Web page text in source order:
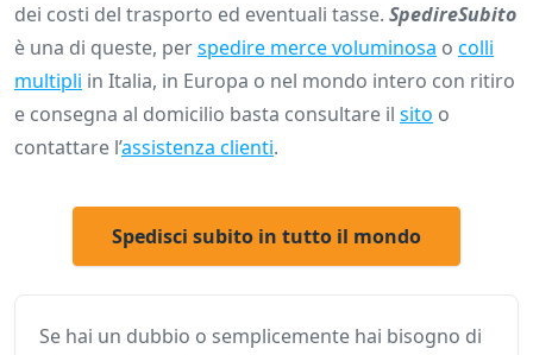
dei costi del trasporto ed eventuali tasse. SpedireSubito
è una di queste, perspedire merce voluminosa o colli
multipli in Italia, in Europa o nel mondo intero con ritiro
e consegna al domicilio basta consultare il sito o
contattare l’assistenza clienti.
Spedisci subito in tutto il mondo
Se hai un dubbio o semplicemente hai bisogno di